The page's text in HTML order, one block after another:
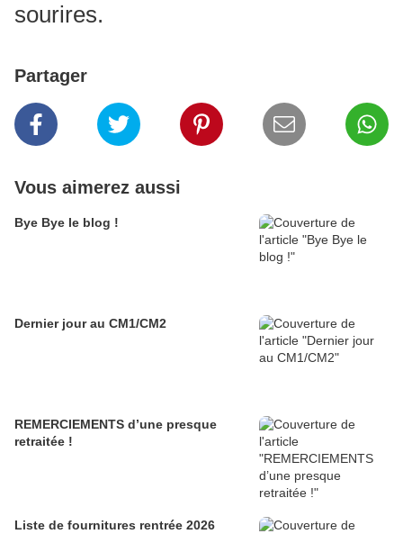
sourires.
Partager
Vous aimerez aussi
Bye Bye le blog !
Dernier jour au CM1/CM2
REMERCIEMENTS d’une presque
retraitée !
Liste de fournitures rentrée 2026